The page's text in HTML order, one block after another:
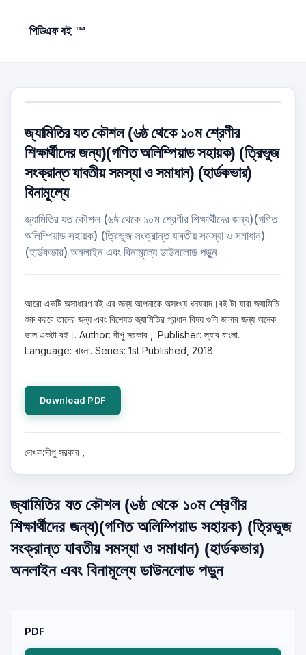
পিডিএফ বই ™
জ্যামিতির যত কৌশল (৬ষ্ঠ থেকে ১০ম শ্রেণীর
শিক্ষার্থীদের জন্য)(গণিত অলিম্পিয়াড সহায়ক) (ত্রিভুজ
সংক্রান্ত যাবতীয় সমস্যা ও সমাধান) (হার্ডকভার)
বিনামূল্যে
জ্যামিতির যত কৌশল (৬ষ্ঠ থেকে ১০ম শ্রেণীর শিক্ষার্থীদের জন্য)(গণিত
অলিম্পিয়াড সহায়ক) (ত্রিভুজ সংক্রান্ত যাবতীয় সমস্যা ও সমাধান)
(হার্ডকভার) অনলাইন এবং বিনামূল্যে ডাউনলোড পড়ুন
আরো একটি অসাধারণ বই এর জন্য আপনাকে অসংখ্য ধন্যবাদ।বই টা যারা জ্যামিতি
শুরু করবে তাদের জন্য এবং বিশেষত জ্যামিতির প্রধান বিষয় গুলি জানার জন্য অনেক
ভাল একটা বই।. Author: দীপু সরকার ,. Publisher: ল্যাব বাংলা.
Language: বাংলা. Series: 1st Published, 2018.
Download PDF
লেখক:দীপু সরকার ,
জ্যামিতির যত কৌশল (৬ষ্ঠ থেকে ১০ম শ্রেণীর
শিক্ষার্থীদের জন্য)(গণিত অলিম্পিয়াড সহায়ক) (ত্রিভুজ
সংক্রান্ত যাবতীয় সমস্যা ও সমাধান) (হার্ডকভার)
অনলাইন এবং বিনামূল্যে ডাউনলোড পড়ুন
PDF